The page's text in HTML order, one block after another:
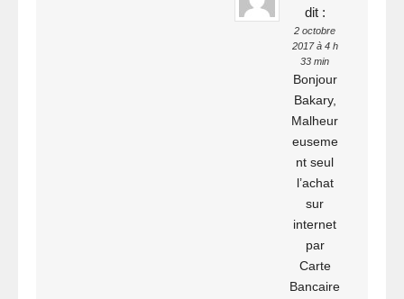
dit :
2 octobre
2017 à 4 h
33 min
Bonjour
Bakary,
Malheur
euseme
nt seul
l’achat
sur
internet
par
Carte
Bancaire